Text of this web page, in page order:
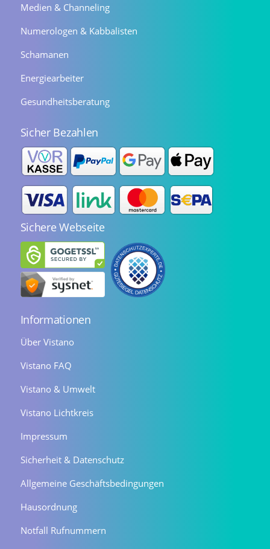
Medien & Channeling
Numerologen & Kabbalisten
Schamanen
Energiearbeiter
Gesundheitsberatung
Sicher Bezahlen
Sichere Webseite
Informationen
Über Vistano
Vistano FAQ
Vistano & Umwelt
Vistano Lichtkreis
Impressum
Sicherheit & Datenschutz
Allgemeine Geschäftsbedingungen
Hausordnung
Notfall Rufnummern